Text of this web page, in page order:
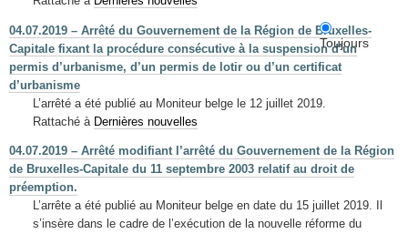
Toujours
04.07.2019 – Arrêté du Gouvernement de la Région de Bruxelles-
Capitale fixant la procédure consécutive à la suspension d’un
permis d’urbanisme, d’un permis de lotir ou d’un certificat
d’urbanisme
L’arrêté a été publié au Moniteur belge le 12 juillet 2019.
Rattaché à Dernières nouvelles
04.07.2019 – Arrêté modifiant l’arrêté du Gouvernement de la Région
de Bruxelles-Capitale du 11 septembre 2003 relatif au droit de
préemption.
L’arrête a été publié au Moniteur belge en date du 15 juillet 2019. Il
s’insère dans le cadre de l’exécution de la nouvelle réforme du